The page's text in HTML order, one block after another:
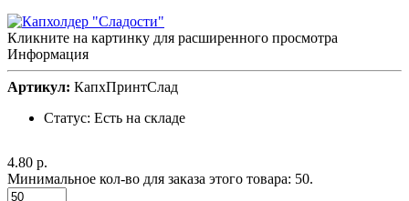
Кликните на картинку для расширенного просмотра
Информация
Артикул: КапхПринтСлад
Статус: Есть на складе
4.80 р.
Минимальное кол-во для заказа этого товара: 50.